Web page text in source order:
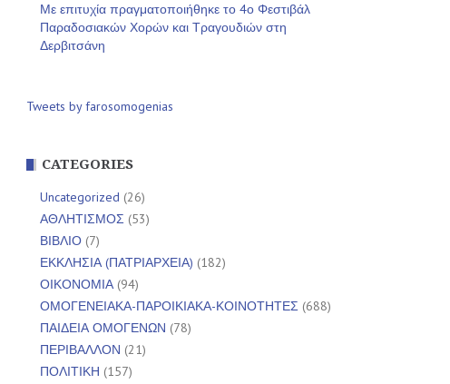
Με επιτυχία πραγματοποιήθηκε το 4ο Φεστιβάλ
Παραδοσιακών Χορών και Τραγουδιών στη
Δερβιτσάνη
Tweets by farosomogenias
CATEGORIES
Uncategorized (26)
ΑΘΛΗΤΙΣΜΟΣ (53)
ΒΙΒΛΙΟ (7)
ΕΚΚΛΗΣΙΑ (ΠΑΤΡΙΑΡΧΕΙΑ) (182)
ΟΙΚΟΝΟΜΙΑ(94)
ΟΜΟΓΕΝΕΙΑΚΑ-ΠΑΡΟΙΚΙΑΚΑ-ΚΟΙΝΟΤΗΤΕΣ (688)
ΠΑΙΔΕΙΑ ΟΜΟΓΕΝΩΝ (78)
ΠΕΡΙΒΑΛΛΟΝ (21)
ΠΟΛΙΤΙΚΗ (157)